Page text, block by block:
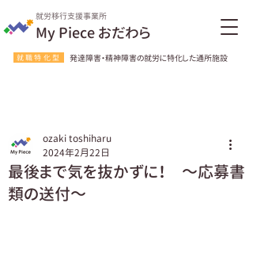
就労移行支援事業所
My Piece おだわら
就職特化型 発達障害・精神障害の就労に特化した通所施設
最後まで気を抜かずに！ ～応募書
類の送付～
ozaki toshiharu
2024年2月22日